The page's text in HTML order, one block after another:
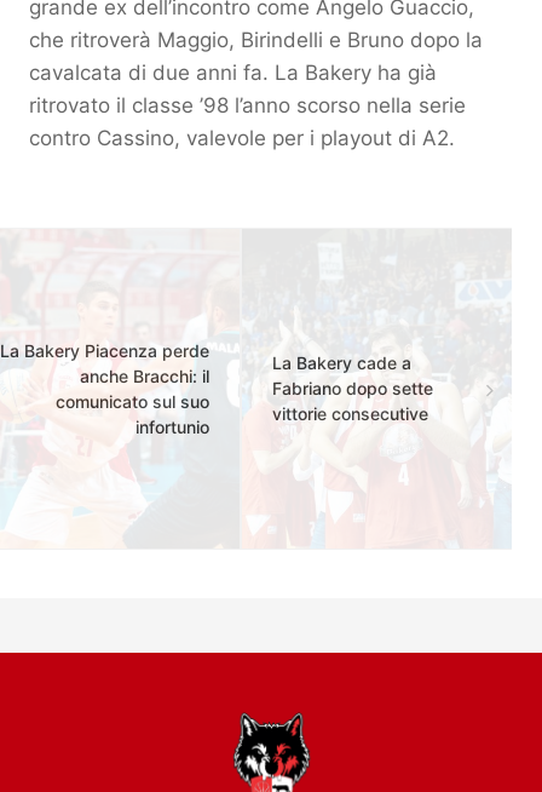
grande ex dell’incontro come Angelo Guaccio,
che ritroverà Maggio, Birindelli e Bruno dopo la
cavalcata di due anni fa. La Bakery ha già
ritrovato il classe ’98 l’anno scorso nella serie
contro Cassino, valevole per i playout di A2.
La Bakery Piacenza perde
anche Bracchi: il
comunicato sul suo
infortunio
La Bakery cade a
Fabriano dopo sette
vittorie consecutive